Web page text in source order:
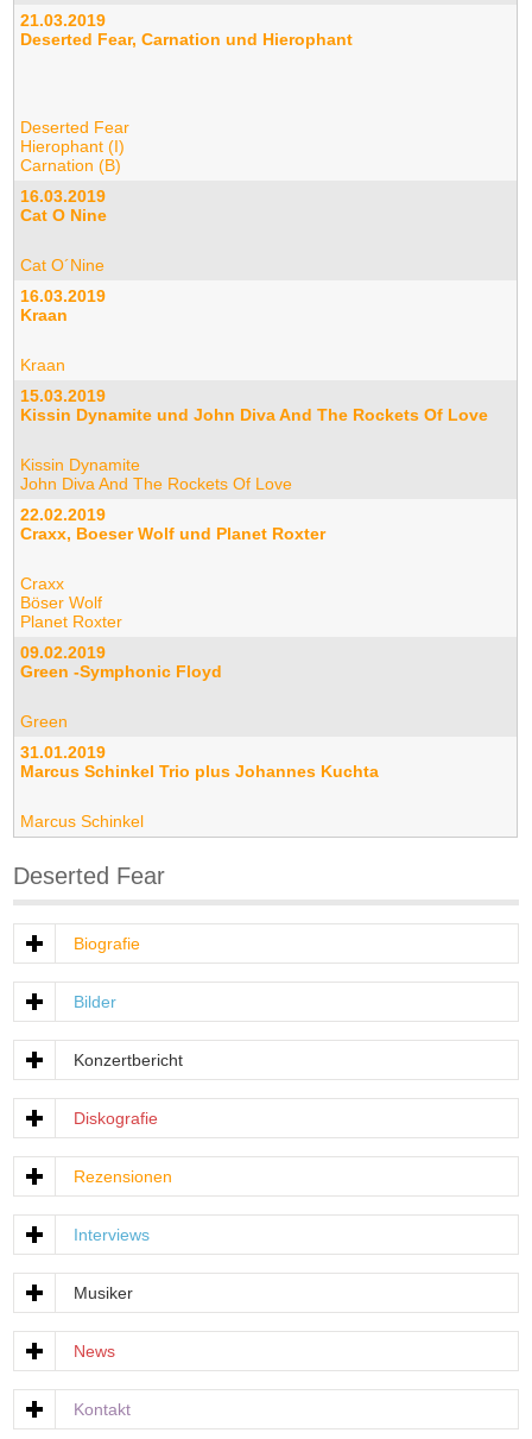
21.03.2019
Deserted Fear, Carnation und Hierophant
Deserted Fear
Hierophant (I)
Carnation (B)
16.03.2019
Cat O Nine
Cat O´Nine
16.03.2019
Kraan
Kraan
15.03.2019
Kissin Dynamite und John Diva And The Rockets Of Love
Kissin Dynamite
John Diva And The Rockets Of Love
22.02.2019
Craxx, Boeser Wolf und Planet Roxter
Craxx
Böser Wolf
Planet Roxter
09.02.2019
Green -Symphonic Floyd
Green
31.01.2019
Marcus Schinkel Trio plus Johannes Kuchta
Marcus Schinkel
Deserted Fear
Biografie
Bilder
Konzertbericht
Diskografie
Rezensionen
Interviews
Musiker
News
Kontakt